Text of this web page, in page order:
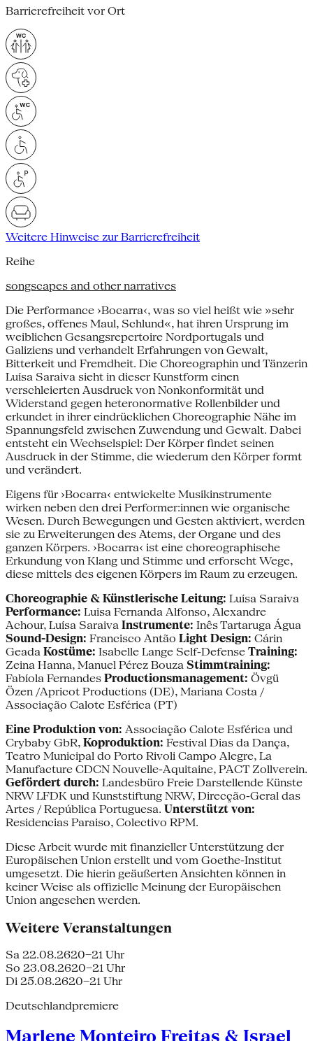
Barrierefreiheit vor Ort
Weitere Hinweise zur Barrierefreiheit
Reihe
songscapes and other narratives
Die Performance ›Bocarra‹, was so viel heißt wie »sehr
großes, offenes Maul, Schlund«, hat ihren Ursprung im
weiblichen Gesangsrepertoire Nordportugals und
Galiziens und verhandelt Erfahrungen von Gewalt,
Bitterkeit und Fremdheit. Die Choreographin und Tänzerin
Luísa Saraiva sieht in dieser Kunstform einen
verschleierten Ausdruck von Nonkonformität und
Widerstand gegen heteronormative Rollenbilder und
erkundet in ihrer eindrücklichen Choreographie Nähe im
Spannungsfeld zwischen Zuwendung und Gewalt. Dabei
entsteht ein Wechselspiel: Der Körper findet seinen
Ausdruck in der Stimme, die wiederum den Körper formt
und verändert.
Eigens für ›Bocarra‹ entwickelte Musikinstrumente
wirken neben den drei Performer:innen wie organische
Wesen. Durch Bewegungen und Gesten aktiviert, werden
sie zu Erweiterungen des Atems, der Organe und des
ganzen Körpers. ›Bocarra‹ ist eine choreographische
Erkundung von Klang und Stimme und erforscht Wege,
diese mittels des eigenen Körpers im Raum zu erzeugen.
Choreographie & Künstlerische Leitung: Luísa Saraiva
Performance: Luisa Fernanda Alfonso, Alexandre
Achour, Luísa Saraiva Instrumente: Inês Tartaruga Água
Sound-Design: Francisco Antão Light Design: Cárin
Geada Kostüme: Isabelle Lange Self-Defense Training:
Zeina Hanna, Manuel Pérez Bouza Stimmtraining:
Fabíola Fernandes Productionsmanagement: Övgü
Özen /Apricot Productions (DE), Mariana Costa /
Associação Calote Esférica (PT)
Eine Produktion von: Associação Calote Esférica und
Crybaby GbR, Koproduktion: Festival Dias da Dança,
Teatro Municipal do Porto Rivoli Campo Alegre, La
Manufacture CDCN Nouvelle-Aquitaine, PACT Zollverein.
Gefördert durch: Landesbüro Freie Darstellende Künste
NRW LFDK und Kunststiftung NRW, Direcção-Geral das
Artes / República Portuguesa. Unterstützt von:
Residencias Paraiso, Colectivo RPM.
Diese Arbeit wurde mit finanzieller Unterstützung der
Europäischen Union erstellt und vom Goethe-Institut
umgesetzt. Die hierin geäußerten Ansichten können in
keiner Weise als offizielle Meinung der Europäischen
Union angesehen werden.
Weitere Veranstaltungen
Sa 22.08.2620–21 Uhr
So 23.08.2620–21 Uhr
Di 25.08.2620–21 Uhr
Deutschlandpremiere
Marlene Monteiro Freitas & Israel